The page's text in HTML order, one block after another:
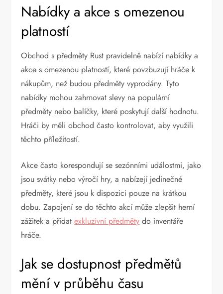
Nabídky a akce s omezenou
platností
Obchod s předměty Rust pravidelně nabízí nabídky a
akce s omezenou platností, které povzbuzují hráče k
nákupům, než budou předměty vyprodány. Tyto
nabídky mohou zahrnovat slevy na populární
předměty nebo balíčky, které poskytují další hodnotu.
Hráči by měli obchod často kontrolovat, aby využili
těchto příležitostí.
Akce často korespondují se sezónními událostmi, jako
jsou svátky nebo výročí hry, a nabízejí jedinečné
předměty, které jsou k dispozici pouze na krátkou
dobu. Zapojení se do těchto akcí může zlepšit herní
zážitek a přidatexkluzivní předměty do inventáře
hráče.
Jak se dostupnost předmětů
mění v průběhu času